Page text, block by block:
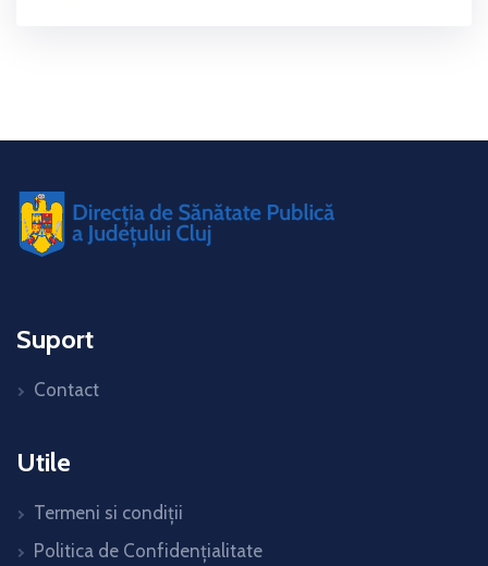
Suport
Contact
Utile
Termeni si condiții
Politica de Confidențialitate